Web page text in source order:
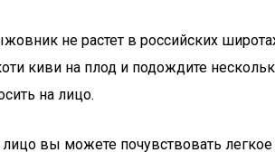
не растет в российских
киви на плод и подождите
на лицо.
вы можете почувствовать